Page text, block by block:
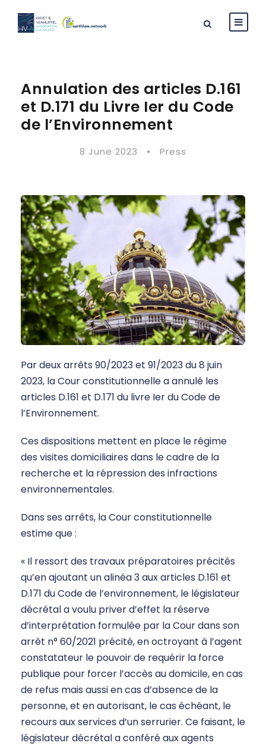
Annulation des articles D.161
et D.171 du Livre Ier du Code
de l’Environnement
8 June 2023 • Press
Par deux arrêts 90/2023 et 91/2023 du 8 juin
2023, la Cour constitutionnelle a annulé les
articles D.161 et D.171 du livre Ier du Code de
l’Environnement.
Ces dispositions mettent en place le régime
des visites domiciliaires dans le cadre de la
recherche et la répression des infractions
environnementales.
Dans ses arrêts, la Cour constitutionnelle
estime que :
« Il ressort des travaux préparatoires précités
qu’en ajoutant un alinéa 3 aux articles D.161 et
D.171 du Code de l’environnement, le législateur
décrétal a voulu priver d’effet la réserve
d’interprétation formulée par la Cour dans son
arrêt n° 60/2021 précité, en octroyant à l’agent
constatateur le pouvoir de requérir la force
publique pour forcer l’accès au domicile, en cas
de refus mais aussi en cas d’absence de la
personne, et en autorisant, le cas échéant, le
recours aux services d’un serrurier. Ce faisant, le
législateur décrétal a conféré aux agents